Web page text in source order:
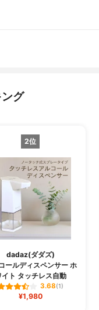
グ
2位
dadaz(ダダズ)
ールディスペンサー ホ
イト タッチレス自動
3.68(1)
¥1,980